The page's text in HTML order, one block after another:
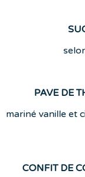
PAVE DE
mariné vanille et
CONFIT DE